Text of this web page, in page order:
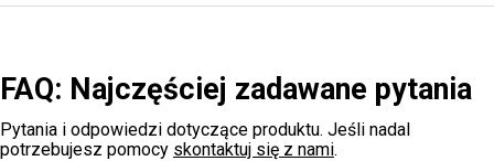
FAQ: Najczęściej zadawane pytania
Pytania i odpowiedzi dotyczące produktu. Jeśli nadal
potrzebujesz pomocy skontaktuj się z nami.